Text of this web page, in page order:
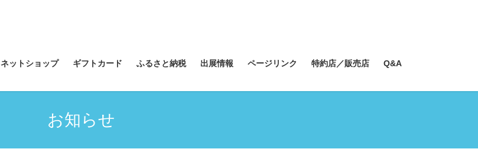
ネットショップ ギフトカード ふるさと納税 出展情報 ページリンク 特約店／販売店 Q&A
お知らせ